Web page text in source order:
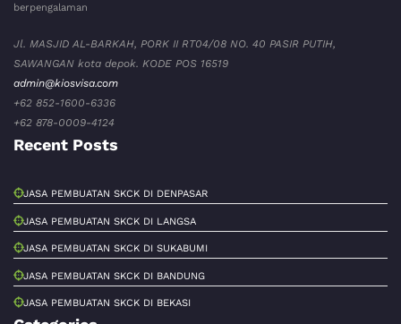
berpengalaman
Jl. MASJID AL-BARKAH, PORK II RT04/08 NO. 40 PASIR PUTIH,
SAWANGAN kota depok. KODE POS 16519
admin@kiosvisa.com
+62 852-1600-6336
+62 878-0009-4124
Recent Posts
JASA PEMBUATAN SKCK DI DENPASAR
JASA PEMBUATAN SKCK DI LANGSA
JASA PEMBUATAN SKCK DI SUKABUMI
JASA PEMBUATAN SKCK DI BANDUNG
JASA PEMBUATAN SKCK DI BEKASI